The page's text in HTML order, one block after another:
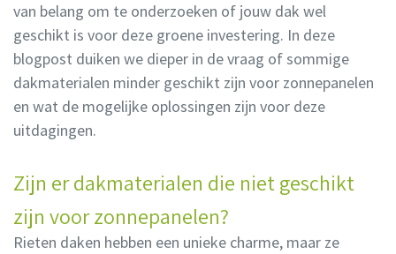
van belang om te onderzoeken of jouw dak wel
geschikt is voor deze groene investering. In deze
blogpost duiken we dieper in de vraag of sommige
dakmaterialen minder geschikt zijn voor zonnepanelen
en wat de mogelijke oplossingen zijn voor deze
uitdagingen.
Zijn er dakmaterialen die niet geschikt
zijn voor zonnepanelen?
Rieten daken hebben een unieke charme, maar ze